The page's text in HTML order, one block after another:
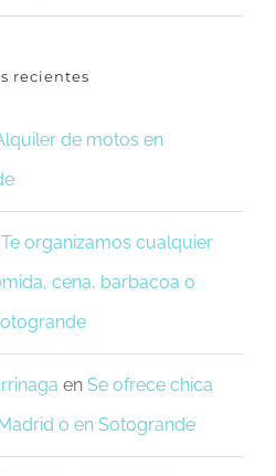
recientes
de motos en
Te organizamos cualquier
cena, barbacoa o
en Se ofrece chica
o en Sotogrande